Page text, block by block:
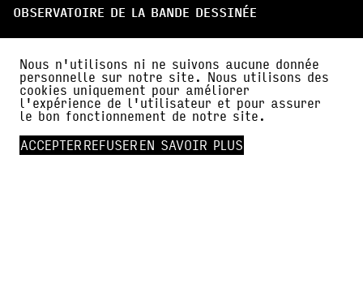
OBSERVATOIRE DE LA BANDE DESSINÉE
ARTISTES
LE QUÉBEC, PAYS INVITÉ
PARTICIPER
À PROPOS
Nous n'utilisons ni ne suivons aucune donnée
personnelle sur notre site. Nous utilisons des
cookies uniquement pour améliorer
l'expérience de l'utilisateur et pour assurer
le bon fonctionnement de notre site.
ACCEPTERREFUSEREN SAVOIR PLUS